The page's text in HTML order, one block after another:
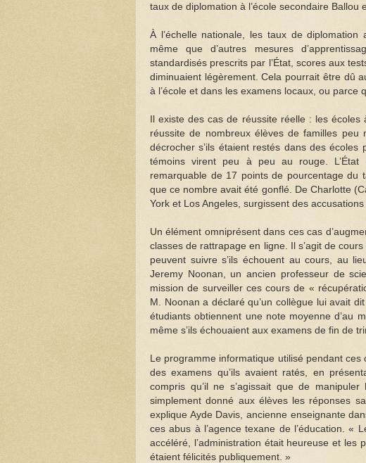
taux de diplomation à l’école secondaire Ballou
À l’échelle nationale, les taux de
même que d’autres mesures
standardisés prescrits par l’État, scores aux
diminuaient légèrement. Cela pourrait être dû
à l’école et dans les examens locaux, ou parce
Il existe des cas de réussite réelle : les
réussite de nombreux élèves de familles
décrocher s’ils étaient restés dans des
témoins virent peu à peu au rouge. L’État
remarquable de 17 points de pourcentage
que ce nombre avait été gonflé. De Charlotte
York et Los Angeles, surgissent des
Un élément omniprésent dans ces cas
classes de rattrapage en ligne. Il s’agit de
peuvent suivre s’ils échouent au cours, au
Jeremy Noonan, un ancien professeur de
mission de surveiller ces cours de «
M. Noonan a déclaré qu’un collègue lui avait
étudiants obtiennent une note moyenne d’au
même s’ils échouaient aux examens de fin de
Le programme informatique utilisé pendant
des examens qu’ils avaient ratés, en
compris qu’il ne s’agissait que de
simplement donné aux élèves les réponses
explique Ayde Davis, ancienne enseignante
ces abus à l’agence texane de l’éducation. «
accéléré, l’administration était heureuse et
étaient félicités publiquement. »